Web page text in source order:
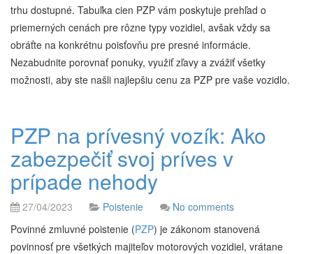
trhu dostupné. Tabuľka cien PZP vám poskytuje prehľad o
priemerných cenách pre rôzne typy vozidiel, avšak vždy sa
obráťte na konkrétnu poisťovňu pre presné informácie.
Nezabudnite porovnať ponuky, využiť zľavy a zvážiť všetky
možnosti, aby ste našli najlepšiu cenu za PZP pre vaše vozidlo.
PZP na prívesný vozík: Ako
zabezpečiť svoj príves v
prípade nehody
27/04/2023 Poistenie
No comments
Povinné zmluvné poistenie (PZP) je zákonom stanovená
povinnosť pre všetkých majiteľov motorových vozidiel, vrátane